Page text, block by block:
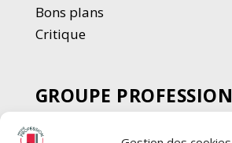
Bons plans
Critique
GROUPE PROFESSION
SPECTACLE